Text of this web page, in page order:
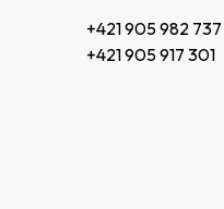
+421 905 982 737
+421 905 917 301